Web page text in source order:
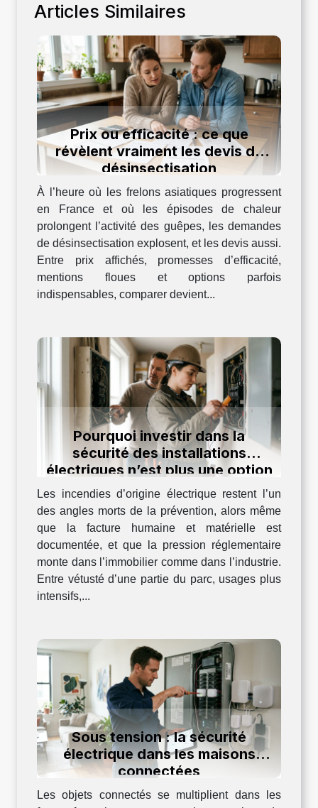
Articles Similaires
Prix ou efficacité : ce que
révèlent vraiment les devis de
désinsectisation
À l’heure où les frelons asiatiques progressent
en France et où les épisodes de chaleur
prolongent l’activité des guêpes, les demandes
de désinsectisation explosent, et les devis aussi.
Entre prix affichés, promesses d’efficacité,
mentions floues et options parfois
indispensables, comparer devient...
Pourquoi investir dans la
sécurité des installations
électriques n’est plus une option
en 2024
Les incendies d’origine électrique restent l’un
des angles morts de la prévention, alors même
que la facture humaine et matérielle est
documentée, et que la pression réglementaire
monte dans l’immobilier comme dans l’industrie.
Entre vétusté d’une partie du parc, usages plus
intensifs,...
Sous tension : la sécurité
électrique dans les maisons
connectées
Les objets connectés se multiplient dans les